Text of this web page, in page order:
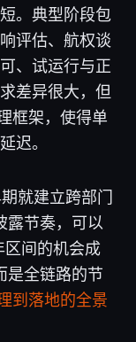
。典型阶段包
评估、航权谈
、试运行与正
差异很大，但
框架，使得单
迟。
就建立跨部门
露节奏，可以
区间的机会成
是全链路的节
到落地的全景